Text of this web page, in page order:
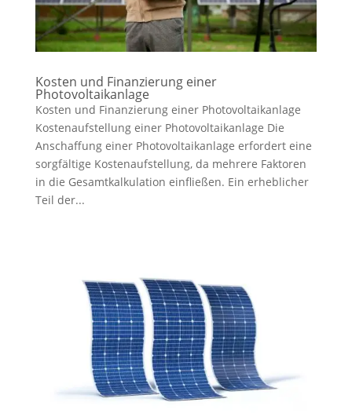
Kosten und Finanzierung einer
Photovoltaikanlage
Kosten und Finanzierung einer Photovoltaikanlage
Kostenaufstellung einer Photovoltaikanlage Die
Anschaffung einer Photovoltaikanlage erfordert eine
sorgfältige Kostenaufstellung, da mehrere Faktoren
in die Gesamtkalkulation einfließen. Ein erheblicher
Teil der...